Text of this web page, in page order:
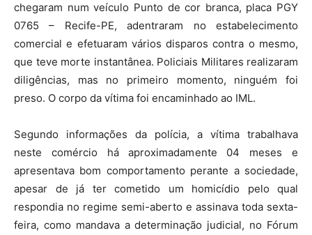
chegaram num veículo Punto de cor branca, placa PGY
0765 – Recife-PE, adentraram no estabelecimento
comercial e efetuaram vários disparos contra o mesmo,
que teve morte instantânea. Policiais Militares realizaram
diligências, mas no primeiro momento, ninguém foi
preso. O corpo da vítima foi encaminhado ao IML.
Segundo informações da polícia, a vítima trabalhava
neste comércio há aproximadamente 04 meses e
apresentava bom comportamento perante a sociedade,
apesar de já ter cometido um homicídio pelo qual
respondia no regime semi-aberto e assinava toda sexta-
feira, como mandava a determinação judicial, no Fórum